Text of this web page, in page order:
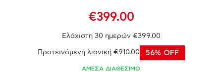
€399.00
Ελάχιστη 30 ημερών €399.00
Προτεινόμενη λιανική €910.00 56% OFF
ΑΜΕΣΑ ΔΙΑΘΕΣΙΜΟ